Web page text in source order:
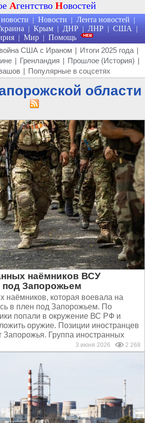
Агентство Новостей
| Новости | Лента новостей |
| Крым | ДНР | ЛНР | США |
| Мир | Помощь
война США с Ираном | Итоги 2025 года |
| Гренландия | Прошлое (История) |
| Популярные в соцсетях
области
наёмников ВСУ
под Запорожьем
наёмников, которая воевала на
в плен под Запорожьем. По
попали в окружение ВС РФ и
оружие. Позиции иностранцев
Запорожья. Группа иностранных
3 июня 2026 2 268